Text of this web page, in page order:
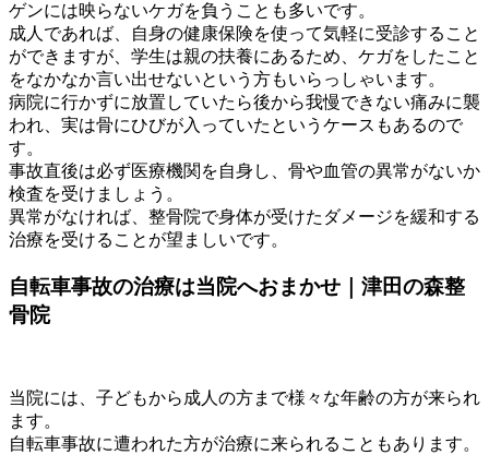
ゲンには映らないケガを負うことも多いです。
成人であれば、自身の健康保険を使って気軽に受診すること
ができますが、学生は親の扶養にあるため、ケガをしたこと
をなかなか言い出せないという方もいらっしゃいます。
病院に行かずに放置していたら後から我慢できない痛みに襲
われ、実は骨にひびが入っていたというケースもあるので
す。
事故直後は必ず医療機関を自身し、骨や血管の異常がないか
検査を受けましょう。
異常がなければ、整骨院で身体が受けたダメージを緩和する
治療を受けることが望ましいです。
自転車事故の治療は当院へおまかせ｜津田の森整
骨院
当院には、子どもから成人の方まで様々な年齢の方が来られ
ます。
自転車事故に遭われた方が治療に来られることもあります。